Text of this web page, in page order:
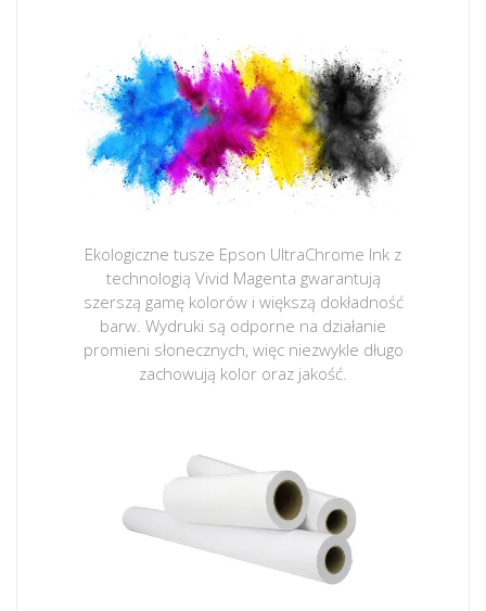
Ekologiczne tusze Epson UltraChrome Ink z
technologią Vivid Magenta gwarantują
szerszą gamę kolorów i większą dokładność
barw. Wydruki są odporne na działanie
promieni słonecznych, więc niezwykle długo
zachowują kolor oraz jakość.